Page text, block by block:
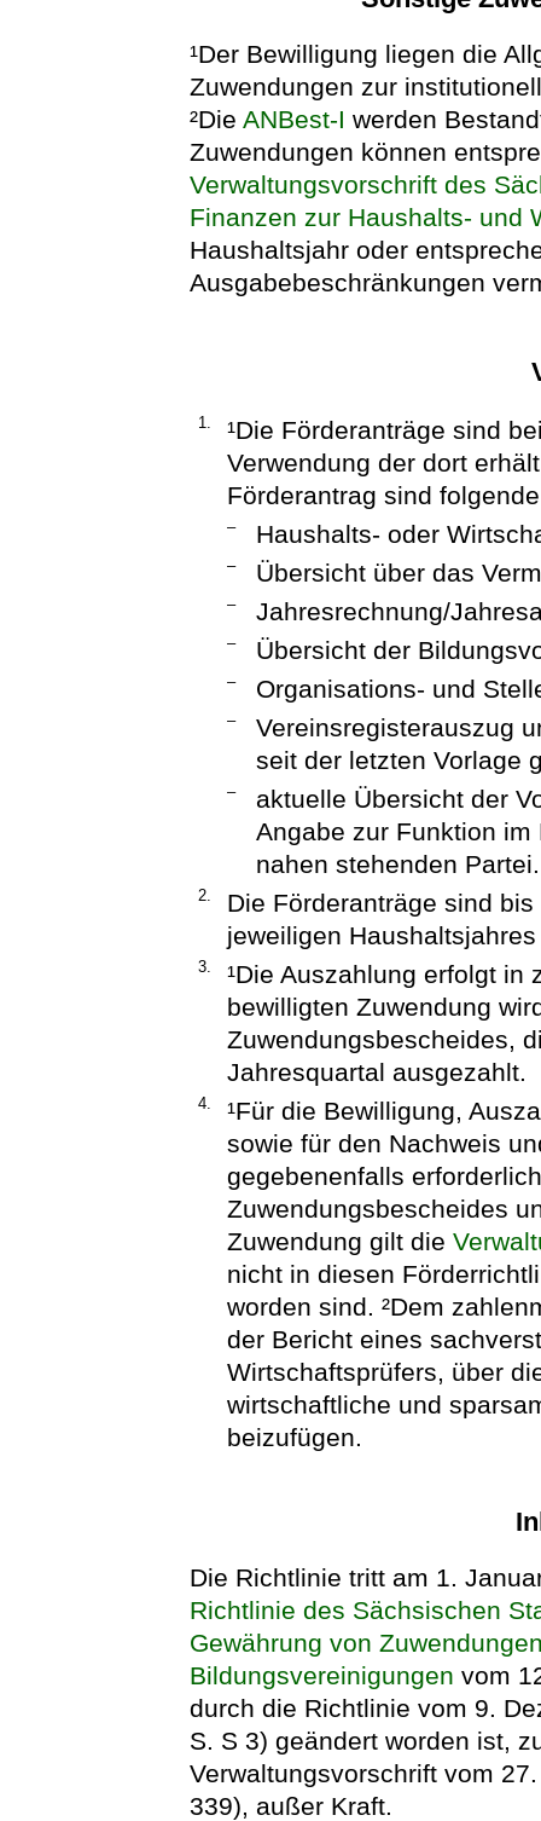
¹Der Bewilligung liegen die
Zuwendungen zur
²DieANBest-I werden
Zuwendungen können
Verwaltungsvorschrift des
Finanzen zur Haushalts- und
Haushaltsjahr oder
Ausgabebeschränkungen
1.
¹Die Förderanträge sind
Verwendung der dort
Förderantrag sind
– Haushalts- oder
– Übersicht über das
– Jahresrechnung/
– Übersicht der
– Organisations- und
–
Vereinsregisterauszug
seit der letzten Vorlage
–
aktuelle Übersicht der
Angabe zur Funktion
nahen stehenden Partei.
2.
Die Förderanträge sind
jeweiligen
3.
¹Die Auszahlung erfolgt in
bewilligten Zuwendung
Zuwendungsbescheides,
Jahresquartal ausgezahlt.
4.
¹Für die Bewilligung,
sowie für den Nachweis
gegebenenfalls
Zuwendungsbescheides
Zuwendung gilt die
nicht in diesen
worden sind. ²Dem
der Bericht eines
Wirtschaftsprüfers, über
wirtschaftliche und
beizufügen.
Die Richtlinie tritt am 1.
Richtlinie des Sächsischen
Gewährung von
Bildungsvereinigungen vom
durch die Richtlinie vom 9.
S. S 3) geändert worden ist,
Verwaltungsvorschrift vom
339), außer Kraft.